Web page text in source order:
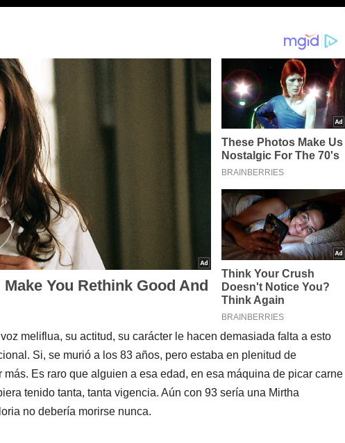
meliflua, su actitud, su carácter le hacen demasiada falta a esto
Si, se murió a los 83 años, pero estaba en plenitud de
Es raro que alguien a esa edad, en esa máquina de picar carne
tenido tanta, tanta vigencia. Aún con 93 sería una Mirtha
no debería morirse nunca.